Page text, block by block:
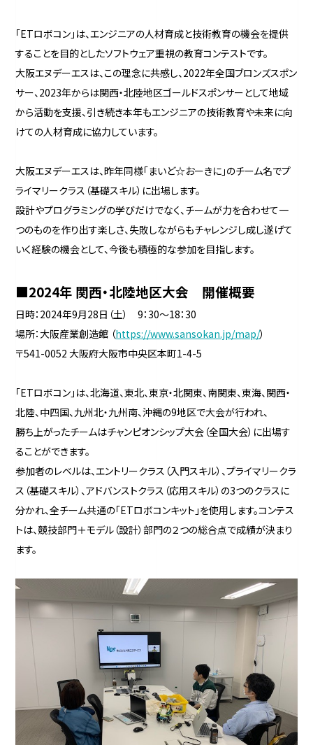
「ETロボコン」は、エンジニアの人材育成と技術教育の機会を提供
することを目的としたソフトウェア重視の教育コンテストです。
大阪エヌデーエスは、この理念に共感し、2022年全国ブロンズスポン
サー、2023年からは関西・北陸地区ゴールドスポンサーとして地域
から活動を支援、引き続き本年もエンジニアの技術教育や未来に向
けての人材育成に協力しています。
大阪エヌデーエスは、昨年同様「まいど☆おーきに」のチーム名でプ
ライマリークラス（基礎スキル）に出場します。
設計やプログラミングの学びだけでなく、チームが力を合わせて一
つのものを作り出す楽しさ、失敗しながらもチャレンジし成し遂げて
いく経験の機会として、今後も積極的な参加を目指します。
■2024年 関西・北陸地区大会 開催概要
日時：2024年9月28日（土） 9：30～18：30
場所：大阪産業創造館 （https://www.sansokan.jp/map/）
〒541-0052 大阪府大阪市中央区本町1-4-5
「ETロボコン」は、北海道、東北、東京・北関東、南関東、東海、関西・
北陸、中四国、九州北・九州南、沖縄の9地区で大会が行われ、
勝ち上がったチームはチャンピオンシップ大会（全国大会）に出場す
ることができます。
参加者のレベルは、エントリークラス（入門スキル）、プライマリークラ
ス（基礎スキル）、アドバンストクラス（応用スキル）の3つのクラスに
分かれ、全チーム共通の「ETロボコンキット」を使用します。コンテス
トは、競技部門＋モデル（設計）部門の２つの総合点で成績が決まり
ます。